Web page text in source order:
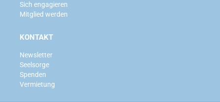
Sich engagieren
Mitglied werden
KONTAKT
Newsletter
Seelsorge
Spenden
Vermietung